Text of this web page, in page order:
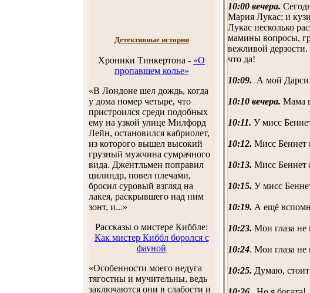
Детективные истории
Хроники Тинкертона - «O
пропавшем колье»
«В Лондоне шел дождь, когда
у дома номер четыре, что
пристроился среди подобных
ему на узкой улице Милфорд
Лейн, остановился кабриолет,
из которого вышел высокий
грузный мужчина сумрачного
вида. Джентльмен поправил
цилиндр, повел плечами,
бросил суровый взгляд на
лакея, раскрывшего над ним
зонт, и...»
Рассказы о мистере Киббле:
Как мистер Киббл боролся с
фауной
«Особенности моего недуга
тягостны и мучительны, ведь
заключаются они в слабости и
10:00 вечера.
Мария Лукас; и
Лукас несколько
мамины вопросы,
вежливой
что да!
10:09. А мой
10:10 вечера. Мама
10:11. У мисс
10:12. Мисс Беннет
10:13. Мисс Беннет
10:15. У мисс
10:19. А ещё
10:23. Мои глаза не
10:24. Мои глаза не
10:25. Думаю, стоит